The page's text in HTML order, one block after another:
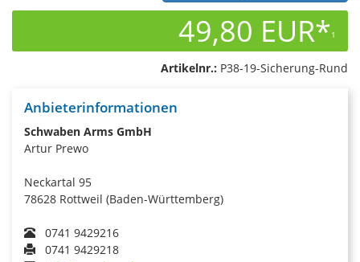
49,80 EUR*1
Artikelnr.: P38-19-Sicherung-Rund
Anbieterinformationen
Schwaben Arms GmbH
Artur Prewo
Neckartal 95
78628 Rottweil (Baden-Württemberg)
0741 9429216
0741 9429218